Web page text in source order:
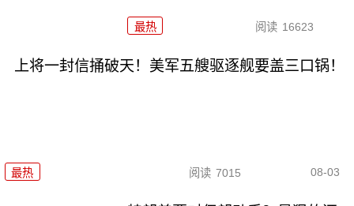
最热 阅读 16623
上将一封信捅破天！美军五艘驱逐舰要盖三口锅！
最热 阅读 7015 08-03